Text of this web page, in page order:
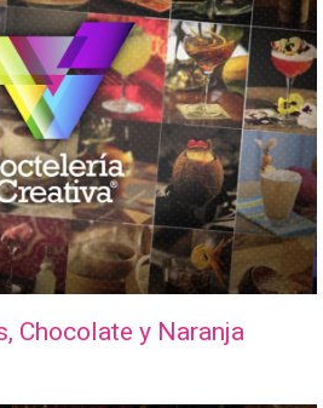
Chocolate y Naranja